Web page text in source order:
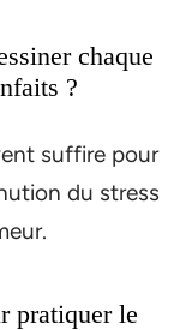
chaque
?
suffire pour
du stress
pratiquer le